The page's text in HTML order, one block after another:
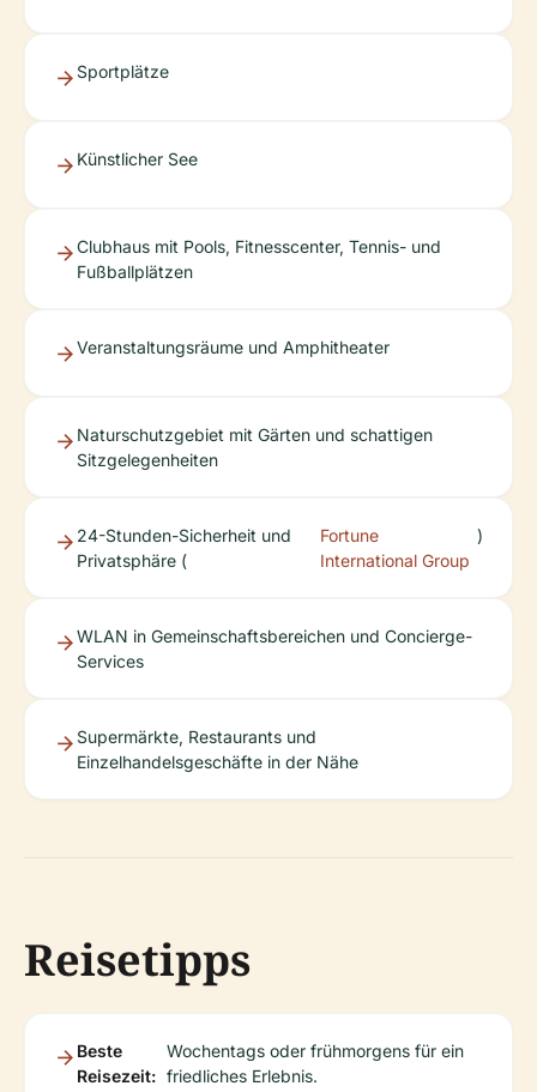
Sportplätze
Künstlicher See
Clubhaus mit Pools, Fitnesscenter, Tennis- und
Fußballplätzen
Veranstaltungsräume und Amphitheater
Naturschutzgebiet mit Gärten und schattigen
Sitzgelegenheiten
24-Stunden-Sicherheit und
Privatsphäre (
Fortune
International Group
)
WLAN in Gemeinschaftsbereichen und Concierge-
Services
Supermärkte, Restaurants und
Einzelhandelsgeschäfte in der Nähe
Reisetipps
Beste
Reisezeit:
Wochentags oder frühmorgens für ein
friedliches Erlebnis.